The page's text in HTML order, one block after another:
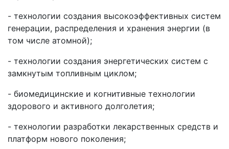
- технологии создания высокоэффективных систем
генерации, распределения и хранения энергии (в
том числе атомной);
- технологии создания энергетических систем с
замкнутым топливным циклом;
- биомедицинские и когнитивные технологии
здорового и активного долголетия;
- технологии разработки лекарственных средств и
платформ нового поколения;